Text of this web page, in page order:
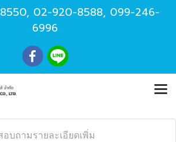
, 02-920-8588, 099-246-
6996
อบถามรายละเอียดเพิ่ม